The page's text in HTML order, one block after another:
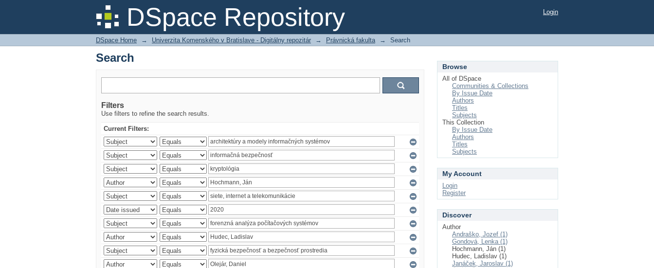
DSpace Repository
Search Login
DSpace Home → Univerzita Komenského v Bratislave - Digitálny repozitár → Právnická fakulta → Search
Search
Filters
Use filters to refine the search results.
Current Filters:
Browse
All of DSpace
Communities & Collections
By Issue Date
Authors
Titles
Subjects
This Collection
By Issue Date
Authors
Titles
Subjects
My Account
Login
Register
Discover
Author
Andraško, Jozef (1)
Gondová, Lenka (1)
Hochmann, Ján (1)
Hudec, Ladislav (1)
Janáček, Jaroslav (1)